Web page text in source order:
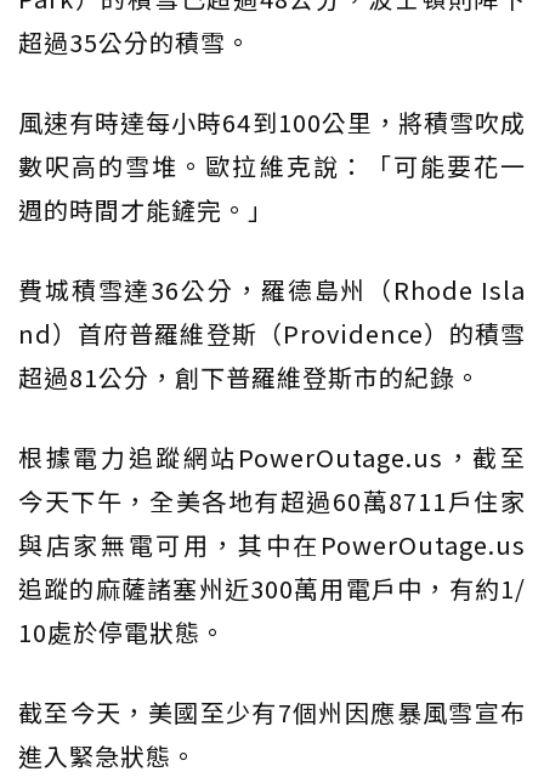
超過35公分的積雪。
風速有時達每小時64到100公里，將積雪吹成
數呎高的雪堆。歐拉維克說：「可能要花一
週的時間才能鏟完。」
費城積雪達36公分，羅德島州（Rhode Isla
nd）首府普羅維登斯（Providence）的積雪
超過81公分，創下普羅維登斯市的紀錄。
根據電力追蹤網站PowerOutage.us，截至
今天下午，全美各地有超過60萬8711戶住家
與店家無電可用，其中在PowerOutage.us
追蹤的麻薩諸塞州近300萬用電戶中，有約1/
10處於停電狀態。
截至今天，美國至少有7個州因應暴風雪宣布
進入緊急狀態。